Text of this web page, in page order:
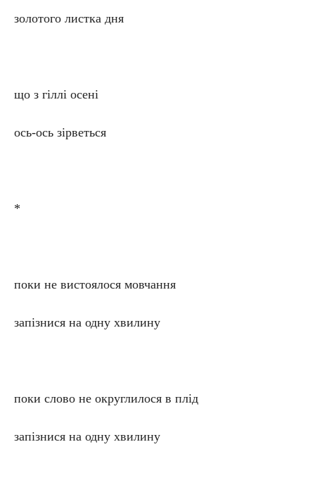
золотого листка дня
що з гіллі осені
ось-ось зірветься
*
поки не вистоялося мовчання
запізнися на одну хвилину
поки слово не округлилося в плід
запізнися на одну хвилину